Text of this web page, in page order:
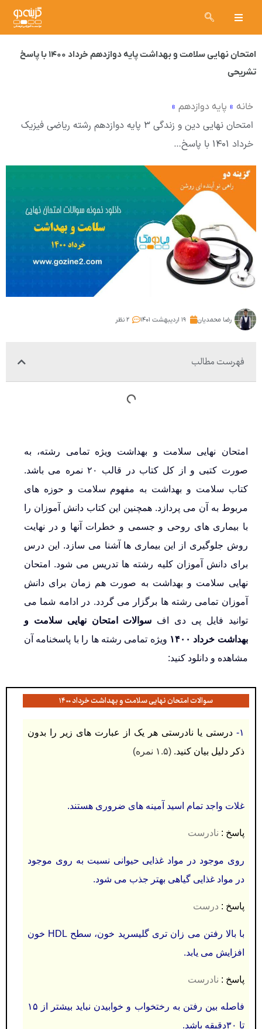
امتحان نهایی سلامت و بهداشت پایه دوازدهم خرداد ۱۴۰۰ با پاسخ
تشریحی
خانه » پایه دوازدهم »
امتحان نهایی دین و زندگی ۳ پایه دوازدهم رشته ریاضی فیزیک
خرداد ۱۴۰۱ با پاسخ…
رضا محمدیان ۱۹ اردیبهشت ۱۴۰۱ ۲ نظر
فهرست مطالب
امتحان نهایی سلامت و بهداشت ویژه تمامی رشته، به
صورت کتبی و از کل کتاب در قالب ۲۰ نمره می باشد.
کتاب سلامت و بهداشت به مفهوم سلامت و حوزه های
مربوط به آن می پردازد. همچنین این کتاب دانش آموزان را
با بیماری های روحی و جسمی و خطرات آنها و در نهایت
روش جلوگیری از این بیماری ها آشنا می سازد. این درس
برای دانش آموزان کلیه رشته ها تدریس می شود. امتحان
نهایی سلامت و بهداشت به صورت هم زمان برای دانش
آموزان تمامی رشته ها برگزار می گردد. در ادامه شما می
توانید فایل پی دی اف سوالات امتحان نهایی سلامت و
بهداشت خرداد ۱۴۰۰
ویژه تمامی رشته ها را با پاسخنامه آن
مشاهده و دانلود کنید:
سوالات امتحان نهایی سلامت و بهداشت خرداد ۱۴۰۰
۱-
درستی یا نادرستی هر یک از عبارت های زیر را بدون
ذکر دلیل بیان کنید. (۱.۵ نمره)
غلات واجد تمام اسید آمینه های ضروری هستند.
پاسخ : نادرست
روی موجود در مواد غذایی حیوانی نسبت به روی موجود
در مواد غذایی گیاهی بهتر جذب می شود.
پاسخ : درست
با بالا رفتن می زان تری گلیسرید خون، سطح HDL خون
افزایش می یابد.
پاسخ : نادرست
فاصله بین رفتن به رختخواب و خوابیدن نباید بیشتر از ۱۵
تا ۳۰دقیقه باشد.